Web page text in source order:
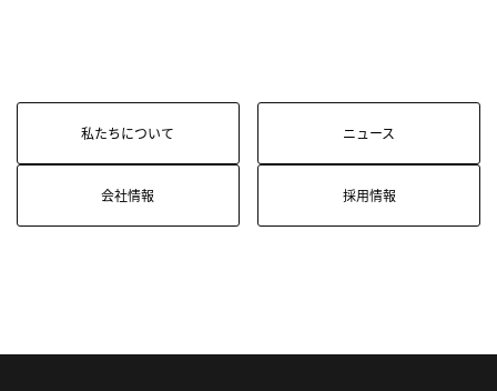
私たちについて ニュース
会社情報 採用情報